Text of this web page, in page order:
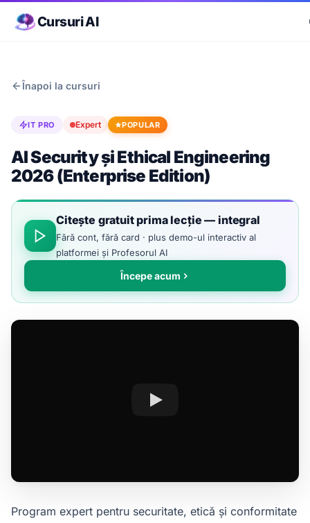
Cursuri AI
Înapoi la cursuri
IT PRO Expert POPULAR
AI Security și Ethical Engineering
2026 (Enterprise Edition)
Citește gratuit prima lecție — integral
Fără cont, fără card · plus demo-ul interactiv al
platformei și Profesorul AI
Începe acum
Program expert pentru securitate, etică și conformitate